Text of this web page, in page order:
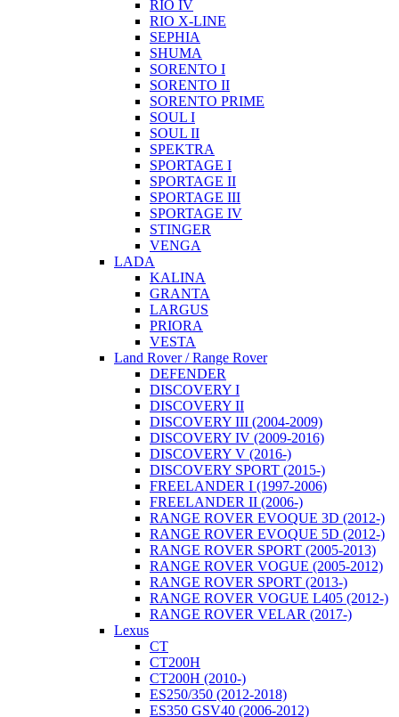
RIO IV
RIO X-LINE
SEPHIA
SHUMA
SORENTO I
SORENTO II
SORENTO PRIME
SOUL I
SOUL II
SPEKTRA
SPORTAGE I
SPORTAGE II
SPORTAGE III
SPORTAGE IV
STINGER
VENGA
LADA
KALINA
GRANTA
LARGUS
PRIORA
VESTA
Land Rover / Range Rover
DEFENDER
DISCOVERY I
DISCOVERY II
DISCOVERY III (2004-2009)
DISCOVERY IV (2009-2016)
DISCOVERY V (2016-)
DISCOVERY SPORT (2015-)
FREELANDER I (1997-2006)
FREELANDER II (2006-)
RANGE ROVER EVOQUE 3D (2012-)
RANGE ROVER EVOQUE 5D (2012-)
RANGE ROVER SPORT (2005-2013)
RANGE ROVER VOGUE (2005-2012)
RANGE ROVER SPORT (2013-)
RANGE ROVER VOGUE L405 (2012-)
RANGE ROVER VELAR (2017-)
Lexus
CT
CT200H
CT200H (2010-)
ES250/350 (2012-2018)
ES350 GSV40 (2006-2012)